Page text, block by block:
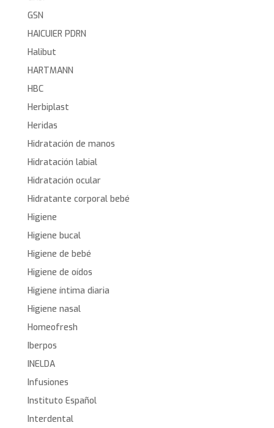
GSN
HAICUIER PDRN
Halibut
HARTMANN
HBC
Herbiplast
Heridas
Hidratación de manos
Hidratación labial
Hidratación ocular
Hidratante corporal bebé
Higiene
Higiene bucal
Higiene de bebé
Higiene de oídos
Higiene íntima diaria
Higiene nasal
Homeofresh
Iberpos
INELDA
Infusiones
Instituto Español
Interdental